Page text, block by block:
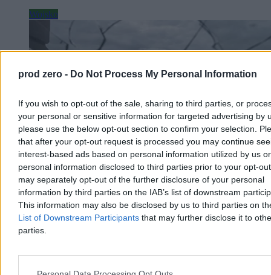
prod zero - Do Not Process My Personal Information
If you wish to opt-out of the sale, sharing to third parties, or
your personal or sensitive information for targeted advertising by
please use the below opt-out section to confirm your selection.
that after your opt-out request is processed you may continue
interest-based ads based on personal information utilized by us or
personal information disclosed to third parties prior to your opt-
may separately opt-out of the further disclosure of your personal
information by third parties on the IAB’s list of downstream
This information may also be disclosed by us to third parties on
List of Downstream Participants that may further disclose it to
parties.
Wojsko
Alarmów lotniczych nie da się już bagatelizować.
Nie tylko Shahedy sieją spustoszenie